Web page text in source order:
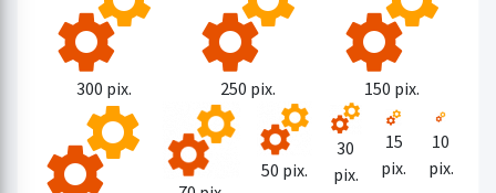
300 pix. 250 pix. 150 pix.
50 pix.
30
pix.
15
pix.
10
pix.